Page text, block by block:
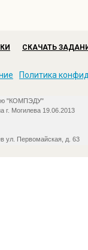
СКАЧАТЬ
Политика
"КОМПЭДУ"
г. Могилева 19.06.2013
ул. Первомайская, д. 63